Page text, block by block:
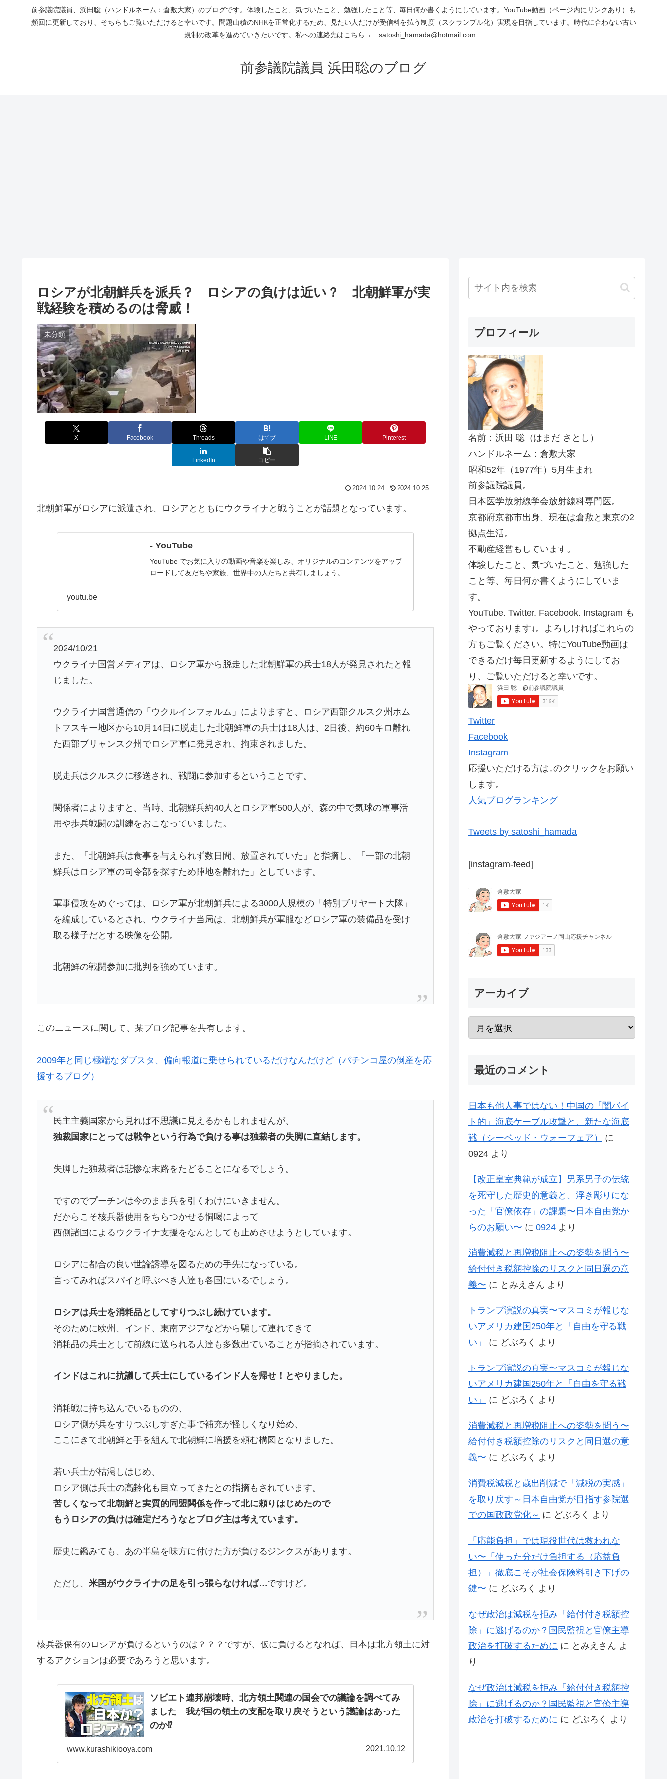
前参議院議員、浜田聡（ハンドルネーム：倉敷大家）のブログです。体験したこと、気づいたこと、勉強したこと等、毎日何か書くようにしています。YouTube動画（ページ内にリンクあり）も
頻回に更新しており、そちらもご覧いただけると幸いです。問題山積のNHKを正常化するため、見たい人だけが受信料を払う制度（スクランブル化）実現を目指しています。時代に合わない古い
規制の改革を進めていきたいです。私への連絡先はこちら→ satoshi_hamada@hotmail.com
前参議院議員 浜田聡のブログ
ロシアが北朝鮮兵を派兵？ ロシアの負けは近い？ 北朝鮮軍が実
戦経験を積めるのは脅威！
未分類
X Facebook Threads はてブ LINE Pinterest
LinkedIn コピー
2024.10.24 2024.10.25
北朝鮮軍がロシアに派遣され、ロシアとともにウクライナと戦うことが話題となっています。
- YouTube
YouTube でお気に入りの動画や音楽を楽しみ、オリジナルのコンテンツをアップ
ロードして友だちや家族、世界中の人たちと共有しましょう。
youtu.be
2024/10/21
ウクライナ国営メディアは、ロシア軍から脱走した北朝鮮軍の兵士18人が発見されたと報
じました。
ウクライナ国営通信の「ウクルインフォルム」によりますと、ロシア西部クルスク州ホム
トフスキー地区から10月14日に脱走した北朝鮮軍の兵士は18人は、2日後、約60キロ離れ
た西部ブリャンスク州でロシア軍に発見され、拘束されました。
脱走兵はクルスクに移送され、戦闘に参加するということです。
関係者によりますと、当時、北朝鮮兵約40人とロシア軍500人が、森の中で気球の軍事活
用や歩兵戦闘の訓練をおこなっていました。
また、「北朝鮮兵は食事を与えられず数日間、放置されていた」と指摘し、「一部の北朝
鮮兵はロシア軍の司令部を探すため陣地を離れた」としています。
軍事侵攻をめぐっては、ロシア軍が北朝鮮兵による3000人規模の「特別ブリヤート大隊」
を編成しているとされ、ウクライナ当局は、北朝鮮兵が軍服などロシア軍の装備品を受け
取る様子だとする映像を公開。
北朝鮮の戦闘参加に批判を強めています。
このニュースに関して、某ブログ記事を共有します。
2009年と同じ極端なダブスタ、偏向報道に乗せられているだけなんだけど（パチンコ屋の倒産を応
援するブログ）
民主主義国家から見れば不思議に見えるかもしれませんが、
独裁国家にとっては戦争という行為で負ける事は独裁者の失脚に直結します。
失脚した独裁者は悲惨な末路をたどることになるでしょう。
ですのでプーチンは今のまま兵を引くわけにいきません。
だからこそ核兵器使用をちらつかせる恫喝によって
西側諸国によるウクライナ支援をなんとしても止めさせようとしています。
ロシアに都合の良い世論誘導を図るための手先になっている。
言ってみればスパイと呼ぶべき人達も各国にいるでしょう。
ロシアは兵士を消耗品としてすりつぶし続けています。
そのために欧州、インド、東南アジアなどから騙して連れてきて
消耗品の兵士として前線に送られる人達も多数出ていることが指摘されています。
インドはこれに抗議して兵士にしているインド人を帰せ！とやりました。
消耗戦に持ち込んでいるものの、
ロシア側が兵をすりつぶしすぎた事で補充が怪しくなり始め、
ここにきて北朝鮮と手を組んで北朝鮮に増援を頼む構図となりました。
若い兵士が枯渇しはじめ、
ロシア側は兵士の高齢化も目立ってきたとの指摘もされています。
苦しくなって北朝鮮と実質的同盟関係を作って北に頼りはじめたので
もうロシアの負けは確定だろうなとブログ主は考えています。
歴史に鑑みても、あの半島を味方に付けた方が負けるジンクスがあります。
ただし、米国がウクライナの足を引っ張らなければ…ですけど。
核兵器保有のロシアが負けるというのは？？？ですが、仮に負けるとなれば、日本は北方領土に対
するアクションは必要であろうと思います。
ソビエト連邦崩壊時、北方領土関連の国会での議論を調べてみ
ました 我が国の領土の支配を取り戻そうという議論はあった
のか⁉
www.kurashikiooya.com 2021.10.12
プロフィール
名前：浜田 聡（はまだ さとし）
ハンドルネーム：倉敷大家
昭和52年（1977年）5月生まれ
前参議院議員。
日本医学放射線学会放射線科専門医。
京都府京都市出身、現在は倉敷と東京の2
拠点生活。
不動産経営もしています。
体験したこと、気づいたこと、勉強した
こと等、毎日何か書くようにしていま
す。
YouTube, Twitter, Facebook, Instagram も
やっております↓。よろしければこれらの
方もご覧ください。特にYouTube動画は
できるだけ毎日更新するようにしてお
り、ご覧いただけると幸いです。
Twitter
Facebook
Instagram
応援いただける方は↓のクリックをお願い
します。
人気ブログランキング
Tweets by satoshi_hamada
[instagram-feed]
アーカイブ
最近のコメント
日本も他人事ではない！中国の「闇バイ
ト的」海底ケーブル攻撃と、新たな海底
戦（シーベッド・ウォーフェア）
に
0924 より
【改正皇室典範が成立】男系男子の伝統
を死守した歴史的意義と、浮き彫りにな
った「官僚依存」の課題〜日本自由党か
らのお願い〜 に 0924 より
消費減税と再増税阻止への姿勢を問う〜
給付付き税額控除のリスクと同日選の意
義〜 に とみえさん より
トランプ演説の真実〜マスコミが報じな
いアメリカ建国250年と「自由を守る戦
い」
に どぶろく より
トランプ演説の真実〜マスコミが報じな
いアメリカ建国250年と「自由を守る戦
い」
に どぶろく より
消費減税と再増税阻止への姿勢を問う〜
給付付き税額控除のリスクと同日選の意
義〜 に どぶろく より
消費税減税と歳出削減で「減税の実感」
を取り戻す～日本自由党が目指す参院選
での国政政党化～ に どぶろく より
「応能負担」では現役世代は救われな
い〜「使った分だけ負担する（応益負
担）」徹底こそが社会保険料引き下げの
鍵〜 に どぶろく より
なぜ政治は減税を拒み「給付付き税額控
除」に逃げるのか？国民監視と官僚主導
政治を打破するために に とみえさん よ
り
なぜ政治は減税を拒み「給付付き税額控
除」に逃げるのか？国民監視と官僚主導
政治を打破するために に どぶろく より